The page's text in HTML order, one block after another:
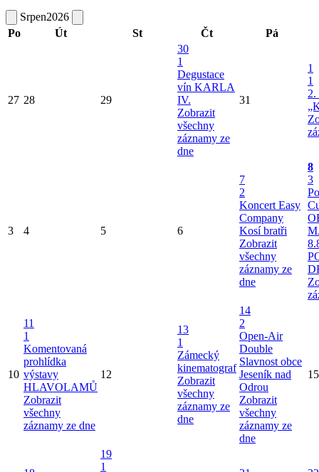
Srpen2026
Po
Út St Čt Pá
27 28 29
30
1
Degustace
vín KARLA
IV.
Zobrazit
všechny
záznamy ze
dne
31
1
1
2.
3 4 5 6
7
2
Koncert Easy
Company
Kosí bratři
Zobrazit
všechny
záznamy ze
dne
8
3
10
11
1
Komentovaná
prohlídka
výstavy
HLAVOLAMŮ
Zobrazit
všechny
záznamy ze dne
12
13
1
Zámecký
kinematograf
Zobrazit
všechny
záznamy ze
dne
14
2
Open-Air
Double
Slavnost obce
Jeseník nad
Odrou
Zobrazit
všechny
záznamy ze
dne
15
19
1